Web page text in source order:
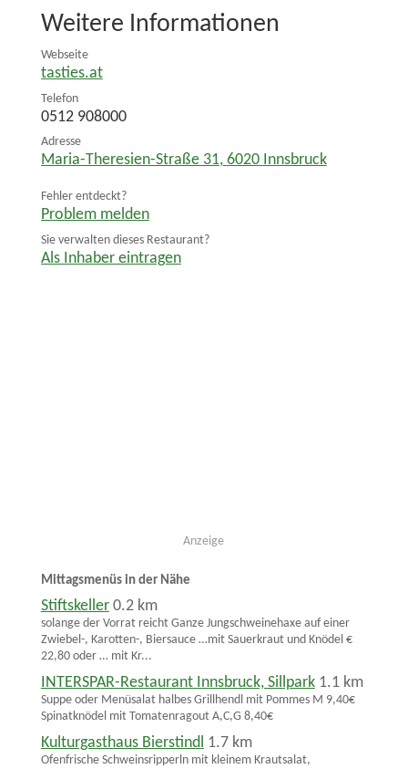
Weitere Informationen
Webseite
tasties.at
Telefon
0512 908000
Adresse
Maria-Theresien-Straße 31, 6020 Innsbruck
Fehler entdeckt?
Problem melden
Sie verwalten dieses Restaurant?
Als Inhaber eintragen
Anzeige
Mittagsmenüs in der Nähe
Stiftskeller 0.2 km
solange der Vorrat reicht Ganze Jungschweinehaxe auf einer
Zwiebel-, Karotten-, Biersauce …mit Sauerkraut und Knödel €
22,80 oder … mit Kr...
INTERSPAR-Restaurant Innsbruck, Sillpark 1.1 km
Suppe oder Menüsalat halbes Grillhendl mit Pommes M 9,40€
Spinatknödel mit Tomatenragout A,C,G 8,40€
Kulturgasthaus Bierstindl 1.7 km
Ofenfrische Schweinsripperln mit kleinem Krautsalat,